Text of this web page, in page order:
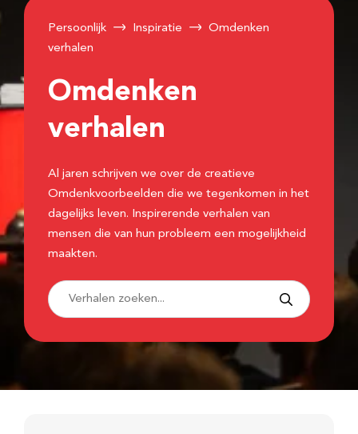
Persoonlijk Inspiratie
Omdenken
verhalen
Omdenken
verhalen
Al jaren schrijven we over de creatieve
Omdenkvoorbeelden die we tegenkomen in het
dagelijks leven. Inspirerende verhalen van
mensen die van hun probleem een mogelijkheid
maakten.